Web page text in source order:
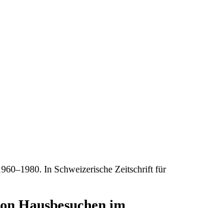
In Schweizerische Zeitschrift für